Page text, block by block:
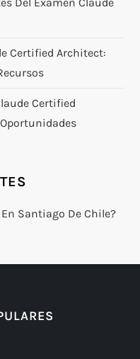
Del Examen Claude
Certified Architect:
Certified
Santiago De Chile?